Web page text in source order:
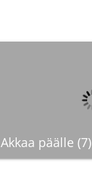
Akkaa päälle (7)